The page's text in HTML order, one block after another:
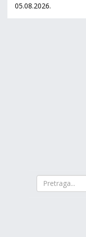
05.08.2026.